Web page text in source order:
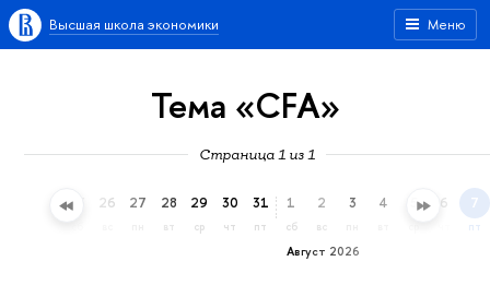
Меню
Высшая школа экономики
Тема «CFA»
Страница 1 из 1
25 26 27 28
вт
29
ср
30
чт
31
пт
Август 2026
1
сб
2
вс
3 4 5 6 7
пт